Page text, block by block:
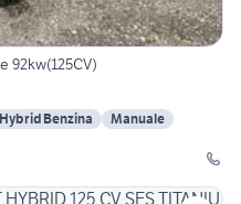
92kw(125CV)
Benzina
Manuale